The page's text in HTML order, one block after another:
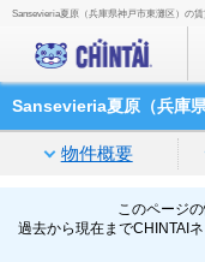
Sansevieria夏原（兵庫県神戸市東灘区）の
Sansevieria夏原（兵庫
物件概要
このページ
過去から現在までCHINTAI